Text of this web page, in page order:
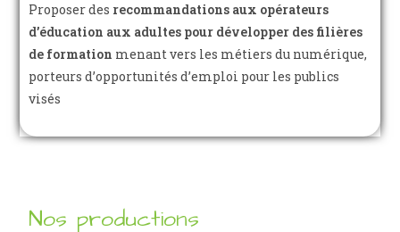
Proposer des recommandations aux opérateurs
d’éducation aux adultes pour développer des filières
de formation menant vers les métiers du numérique,
porteurs d’opportunités d’emploi pour les publics
visés
Nos productions